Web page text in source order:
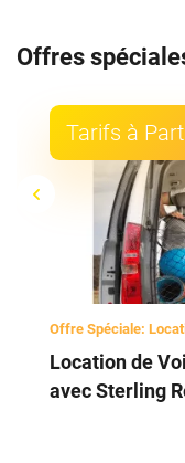
Offres
Tarifs à
Offre Spéciale:
Location de
avec Sterling